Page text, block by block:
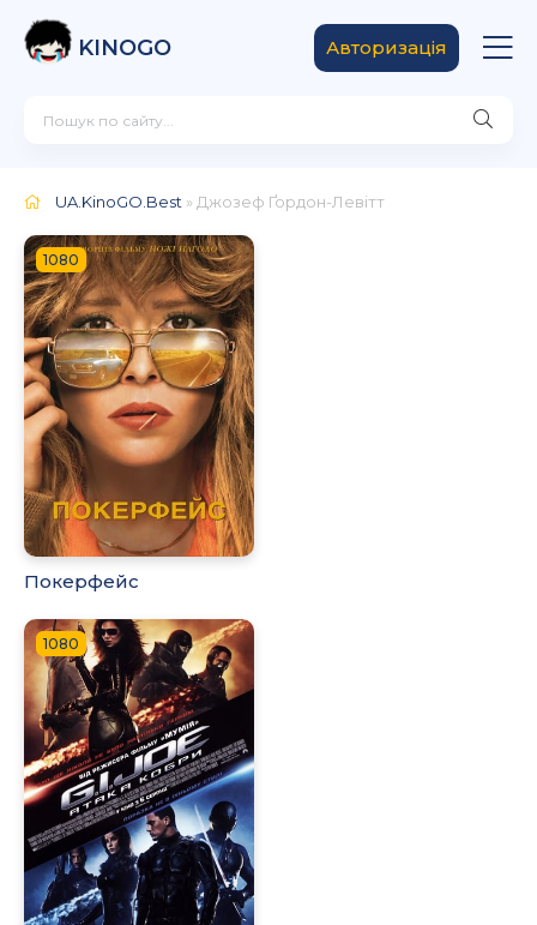
KINOGO Авторизація
UA.KinoGO.Best » Джозеф Ґордон-Левітт
1080
Покерфейс
1080